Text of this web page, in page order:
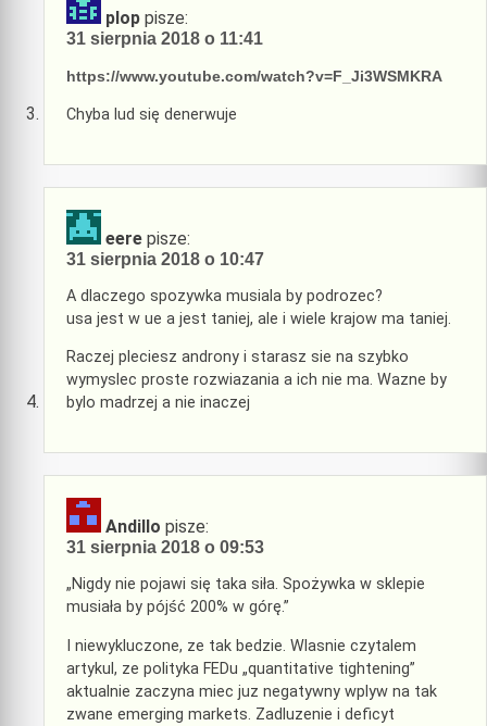
plop pisze:
31 sierpnia 2018 o 11:41
https://www.youtube.com/watch?v=F_Ji3WSMKRA
Chyba lud się denerwuje
eere pisze:
31 sierpnia 2018 o 10:47
A dlaczego spozywka musiala by podrozec?
usa jest w ue a jest taniej, ale i wiele krajow ma taniej.
Raczej pleciesz androny i starasz sie na szybko
wymyslec proste rozwiazania a ich nie ma. Wazne by
bylo madrzej a nie inaczej
Andillo pisze:
31 sierpnia 2018 o 09:53
„Nigdy nie pojawi się taka siła. Spożywka w sklepie
musiała by pójść 200% w górę.”
I niewykluczone, ze tak bedzie. Wlasnie czytalem
artykul, ze polityka FEDu „quantitative tightening”
aktualnie zaczyna miec juz negatywny wplyw na tak
zwane emerging markets. Zadluzenie i deficyt